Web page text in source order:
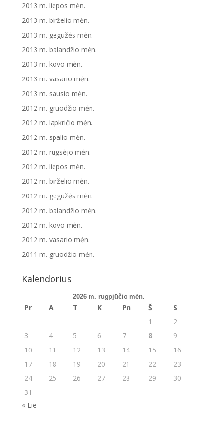
2013 m. liepos mėn.
2013 m. birželio mėn.
2013 m. gegužės mėn.
2013 m. balandžio mėn.
2013 m. kovo mėn.
2013 m. vasario mėn.
2013 m. sausio mėn.
2012 m. gruodžio mėn.
2012 m. lapkričio mėn.
2012 m. spalio mėn.
2012 m. rugsėjo mėn.
2012 m. liepos mėn.
2012 m. birželio mėn.
2012 m. gegužės mėn.
2012 m. balandžio mėn.
2012 m. kovo mėn.
2012 m. vasario mėn.
2011 m. gruodžio mėn.
Kalendorius
2026 m. rugpjūčio mėn.
Pr A T K Pn Š
S
1
2
3
4 5 6 7 8
9
10
11 12 13 14 15
16
17
18 19 20 21 22
23
24
25 26 27 28 29
30
31
« Lie